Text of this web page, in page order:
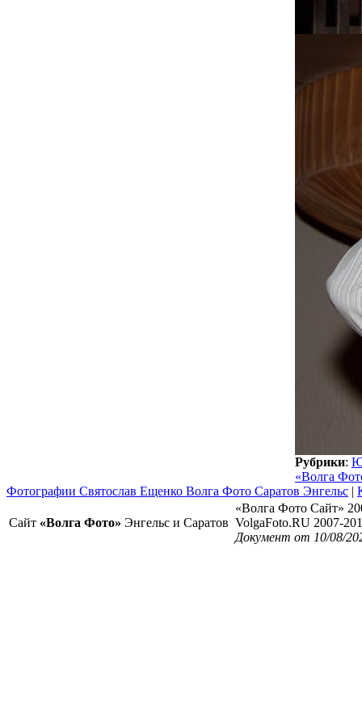
Рубрики:
«Волга
Фотографии Святослав Ещенко Волга Фото Саратов Энгельс |
Сайт «Волга Фото» Энгельс и Саратов
«Волга Фото Сайт»
VolgaFoto.RU 2007-
Документ от 10/08/